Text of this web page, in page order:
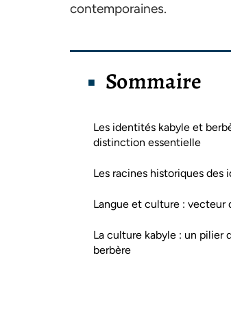
contemporaines.
Sommaire
Les identités kabyle et
distinction essentielle
Les racines historiques des
Langue et culture : vecteur
La culture kabyle : un pilier
berbère